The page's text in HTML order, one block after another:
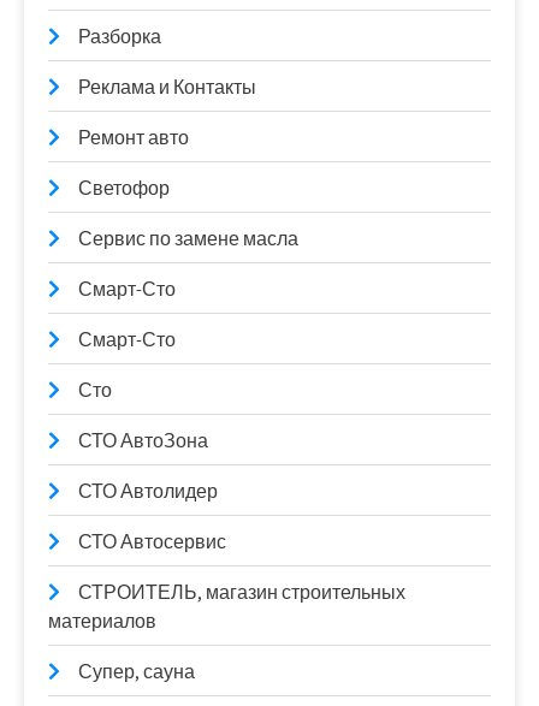
Разборка
Реклама и Контакты
Ремонт авто
Светофор
Сервис по замене масла
Смарт-Сто
Смарт-Сто
Сто
СТО АвтоЗона
СТО Автолидер
СТО Автосервис
СТРОИТЕЛЬ, магазин строительных
материалов
Супер, сауна